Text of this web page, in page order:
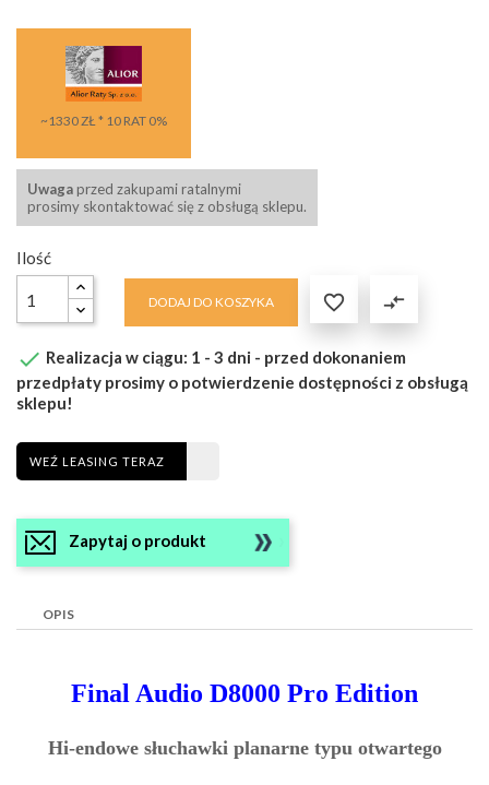
~1330 ZŁ * 10 RAT 0%
Uwaga przed zakupami ratalnymi
prosimy skontaktować się z obsługą sklepu.
Ilość
DODAJ DO KOSZYKA  compare_arrows
 Realizacja w ciągu: 1 - 3 dni - przed dokonaniem
przedpłaty prosimy o potwierdzenie dostępności z obsługą
sklepu!
WEŹ LEASING TERAZ
Zapytaj o produkt
OPIS
Final Audio D8000 Pro Edition
Hi-endowe słuchawki planarne typu otwartego